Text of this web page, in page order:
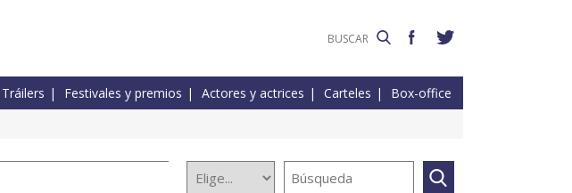
Tráilers Festivales y premios Actores y actrices Carteles Box-office